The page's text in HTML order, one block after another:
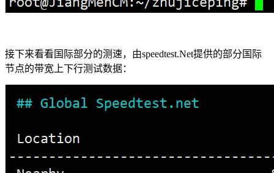
接下来看看国际部分的测速，由speedtest.Net提供的部分国际
节点的带宽上下行测试数据：